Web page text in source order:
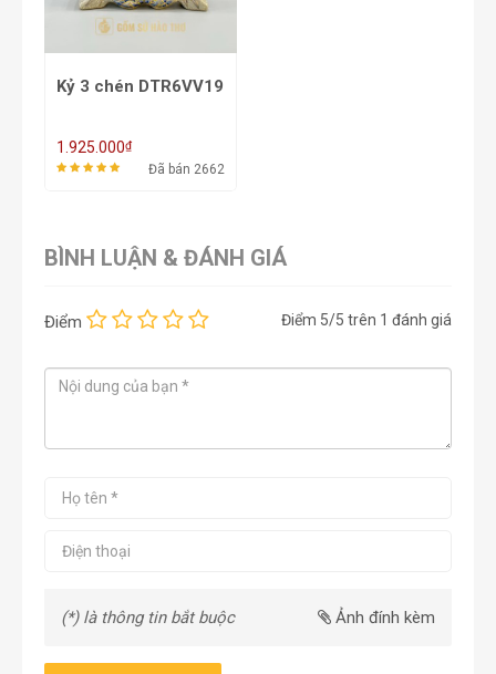
Kỷ 3 chén DTR6VV19
1.925.000₫
Đã bán 2662
BÌNH LUẬN & ĐÁNH GIÁ
Điểm Điểm 5/5 trên 1 đánh giá
(*) là thông tin bắt buộc Ảnh đính kèm